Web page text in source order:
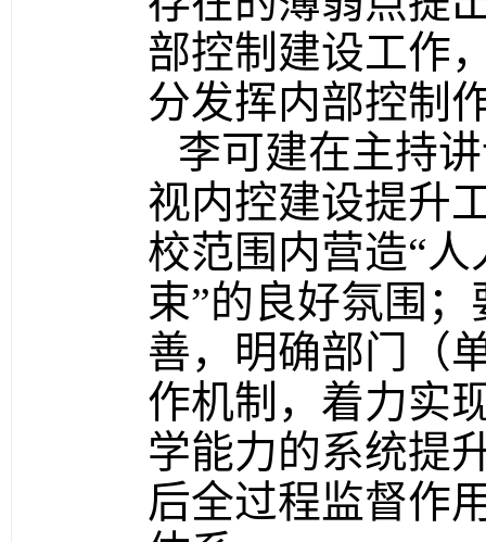
部控制建设工作
分发挥内部控制
李可建在主持
视内控建设提升
校范围内营造“
束”的良好氛围
善，明确部门（
作机制，着力实
学能力的系统提
后全过程监督作